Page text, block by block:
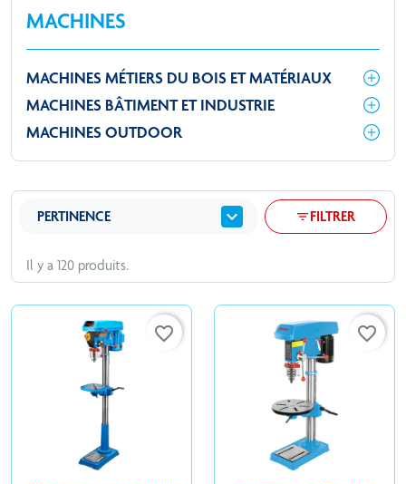
MACHINES
MACHINES MÉTIERS DU BOIS ET MATÉRIAUX
MACHINES BÂTIMENT ET INDUSTRIE
MACHINES OUTDOOR
Il y a 120 produits.
PERTINENCE expand_more filter_listFILTRER
favorite_border favorite_border